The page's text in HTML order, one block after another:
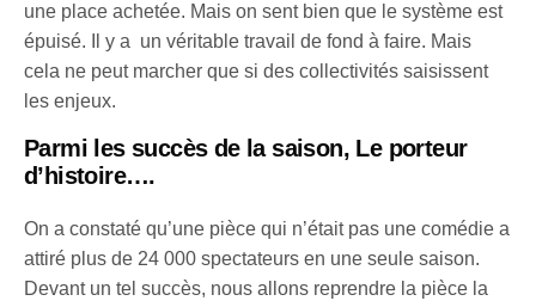
une place achetée. Mais on sent bien que le système est
épuisé. Il y a un véritable travail de fond à faire. Mais
cela ne peut marcher que si des collectivités saisissent
les enjeux.
Parmi les succès de la saison, Le porteur
d’histoire….
On a constaté qu’une pièce qui n’était pas une comédie a
attiré plus de 24 000 spectateurs en une seule saison.
Devant un tel succès, nous allons reprendre la pièce la